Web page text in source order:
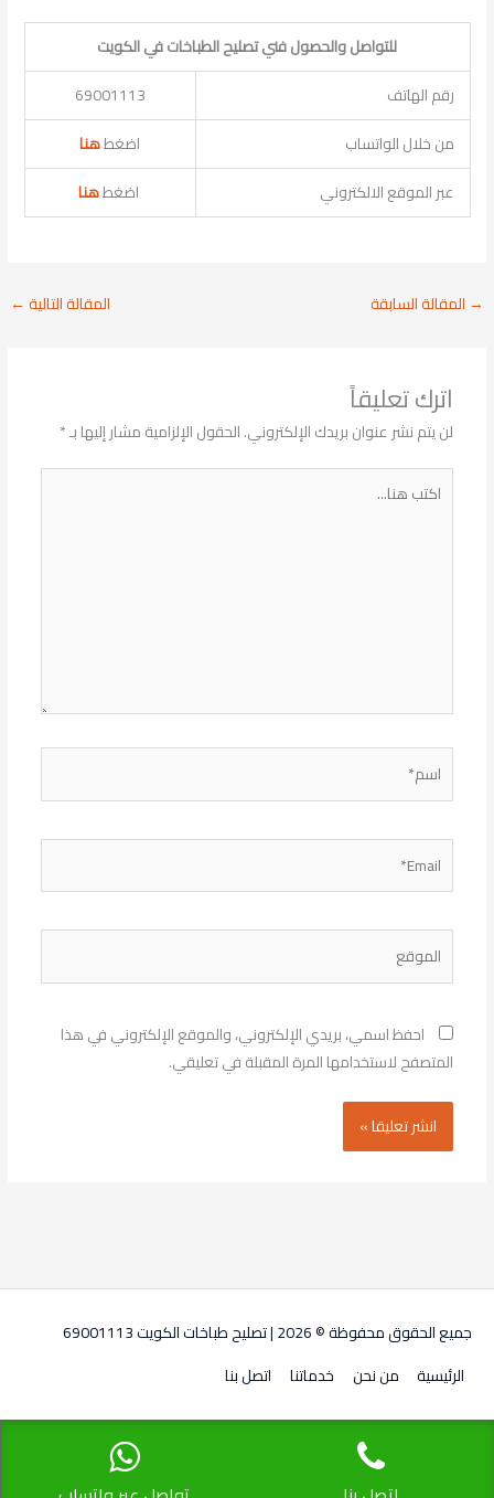
للتواصل والحصول فني تصليح الطباخات في الكويت
رقم الهاتف
69001113
من خلال الواتساب
اضغطهنا
عبر الموقع الالكتروني
اضغطهنا
→ المقالة السابقة المقالة التالية←
اترك تعليقاً
لن يتم نشر عنوان بريدك الإلكتروني.الحقول الإلزامية مشار إليها بـ*
اكتب
هنا...
احفظ اسمي، بريدي الإلكتروني، والموقع الإلكتروني في هذا
المتصفح لاستخدامها المرة المقبلة في تعليقي.
جميع الحقوق محفوظة © 2026 |
تصليح طباخات الكويت 69001113
الرئيسية
من نحن خدماتنا اتصل بنا